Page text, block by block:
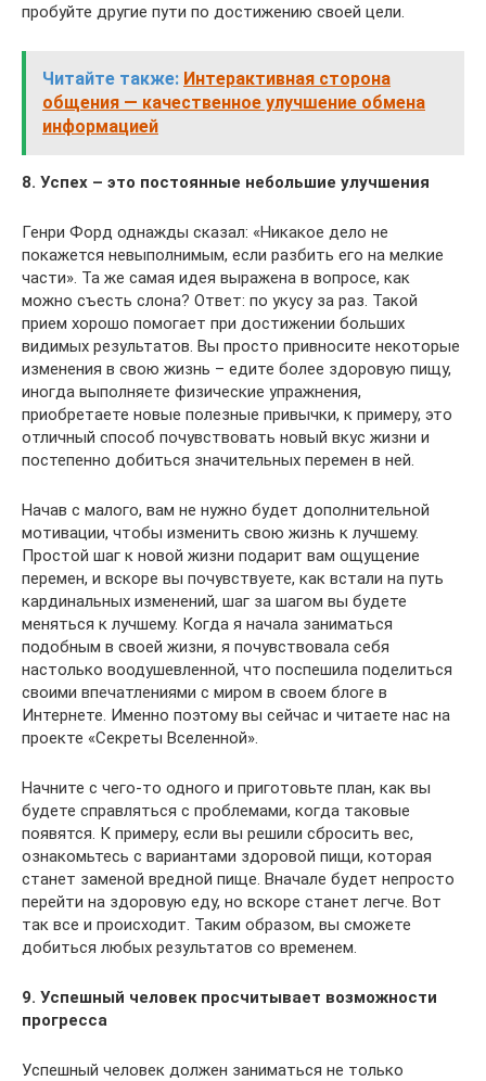
пробуйте другие пути по достижению своей цели.
Читайте также: Интерактивная сторона
общения — качественное улучшение обмена
информацией
8. Успех – это постоянные небольшие улучшения
Генри Форд однажды сказал: «Никакое дело не
покажется невыполнимым, если разбить его на мелкие
части». Та же самая идея выражена в вопросе, как
можно съесть слона? Ответ: по укусу за раз. Такой
прием хорошо помогает при достижении больших
видимых результатов. Вы просто привносите некоторые
изменения в свою жизнь – едите более здоровую пищу,
иногда выполняете физические упражнения,
приобретаете новые полезные привычки, к примеру, это
отличный способ почувствовать новый вкус жизни и
постепенно добиться значительных перемен в ней.
Начав с малого, вам не нужно будет дополнительной
мотивации, чтобы изменить свою жизнь к лучшему.
Простой шаг к новой жизни подарит вам ощущение
перемен, и вскоре вы почувствуете, как встали на путь
кардинальных изменений, шаг за шагом вы будете
меняться к лучшему. Когда я начала заниматься
подобным в своей жизни, я почувствовала себя
настолько воодушевленной, что поспешила поделиться
своими впечатлениями с миром в своем блоге в
Интернете. Именно поэтому вы сейчас и читаете нас на
проекте «Секреты Вселенной».
Начните с чего-то одного и приготовьте план, как вы
будете справляться с проблемами, когда таковые
появятся. К примеру, если вы решили сбросить вес,
ознакомьтесь с вариантами здоровой пищи, которая
станет заменой вредной пище. Вначале будет непросто
перейти на здоровую еду, но вскоре станет легче. Вот
так все и происходит. Таким образом, вы сможете
добиться любых результатов со временем.
9. Успешный человек просчитывает возможности
прогресса
Успешный человек должен заниматься не только